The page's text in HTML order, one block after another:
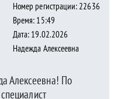
Номер регистрации: 22636
Время: 15:49
Дата: 19.02.2026
Надежда Алексеевна
Алексеевна! По